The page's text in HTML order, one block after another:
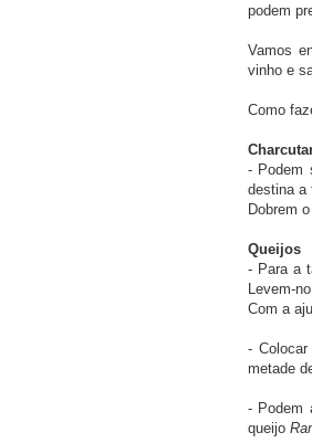
podem
Vamos
vinho e
Como
- Podem
destina a
Dobrem
Queijos
- Para a
Levem-
Com a
-
metade
- Podem
queijo